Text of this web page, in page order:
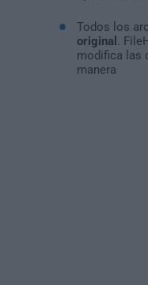
Todos los
original
.
modifica las
manera